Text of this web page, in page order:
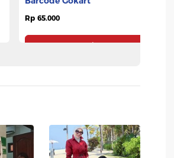
Rp 65.000
Pesan Tiket